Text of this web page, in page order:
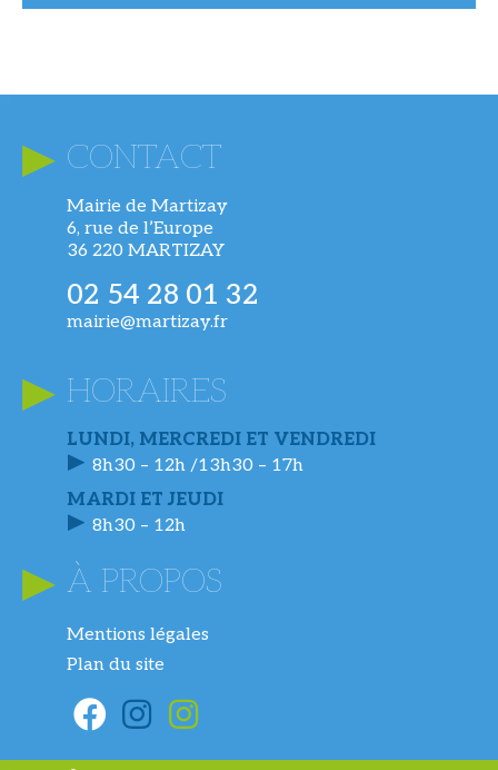
CONTACT
Mairie de Martizay
6, rue de l’Europe
36 220 MARTIZAY
02 54 28 01 32
mairie@martizay.fr
HORAIRES
LUNDI, MERCREDI ET VENDREDI
8h30 – 12h /13h30 – 17h
MARDI ET JEUDI
8h30 – 12h
À PROPOS
Mentions légales
Plan du site